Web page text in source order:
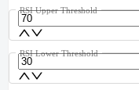
RSI Upper Threshold
RSI Lower Threshold